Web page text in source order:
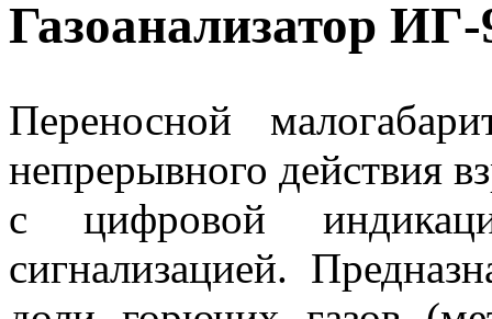
Газоанализатор ИГ-
Переносной
непрерывного действия
с цифровой
сигнализацией.